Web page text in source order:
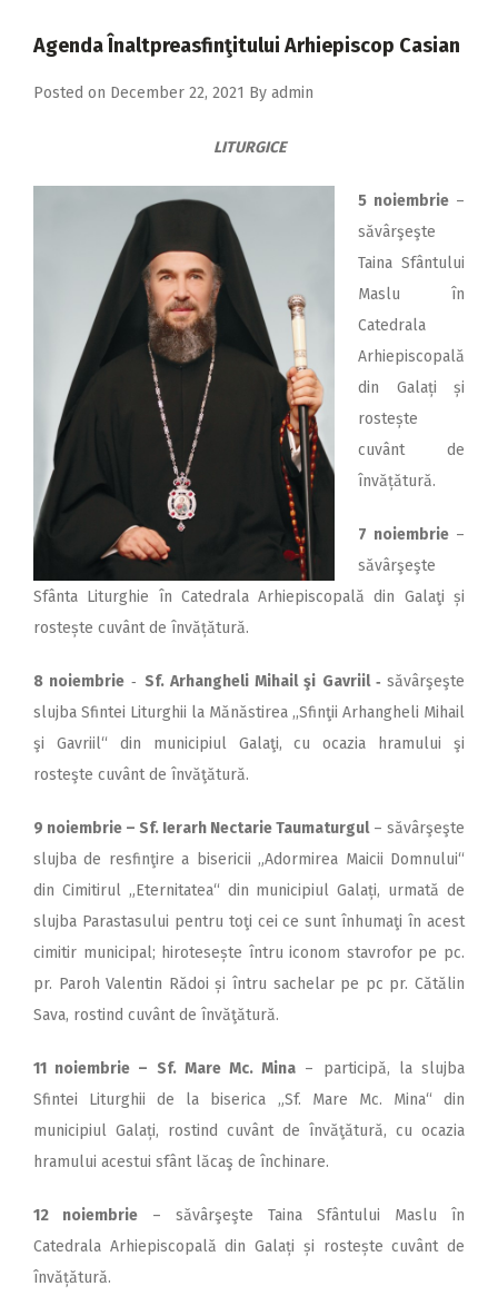
2017
2016
Agenda Înaltpreasfinţitului Arhiepiscop Casian
Posted on December 22, 2021 By admin
LITURGICE
5 noiembrie –
săvârşeşte
Taina Sfântului
Maslu în
Catedrala
Arhiepiscopală
din Galați și
rostește
cuvânt de
învățătură.
7 noiembrie–
săvârşeşte
Sfânta Liturghie în Catedrala Arhiepiscopală din Galaţi și
rostește cuvânt de învățătură.
8 noiembrie ‑ Sf. Arhangheli Mihail şi Gavriil ‑săvârşeşte
slujba Sfintei Liturghii la Mănăstirea ,,Sfinţii Arhangheli Mihail
şi Gavriil“ din municipiul Galaţi, cu ocazia hramului şi
rosteşte cuvânt de învăţătură.
9 noiembrie – Sf. Ierarh Nectarie Taumaturgul– săvârşeşte
slujba de resfinţire a bisericii „Adormirea Maicii Domnului“
din Cimitirul „Eternitatea“ din municipiul Galați, urmată de
slujba Parastasului pentru toţi cei ce sunt înhumaţi în acest
cimitir municipal; hirotesește întru iconom stavrofor pe pc.
pr. Paroh Valentin Rădoi și întru sachelar pe pc pr. Cătălin
Sava, rostind cuvânt de învăţătură.
11 noiembrie – Sf. Mare Mc. Mina – participă, la slujba
Sfintei Liturghii de la biserica „Sf. Mare Mc. Mina“ din
municipiul Galați, rostind cuvânt de învăţătură, cu ocazia
hramului acestui sfânt lăcaş de închinare.
12 noiembrie – săvârşeşte Taina Sfântului Maslu în
Catedrala Arhiepiscopală din Galați și rostește cuvânt de
învățătură.